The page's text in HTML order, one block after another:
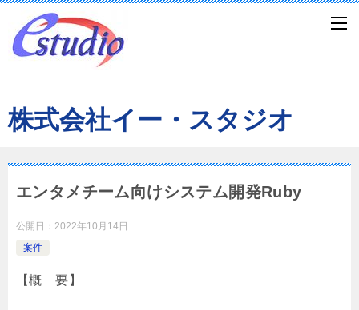
株式会社イー・スタジオ
エンタメチーム向けシステム開発Ruby
公開日： 2022年10月14日
案件
【概 要】